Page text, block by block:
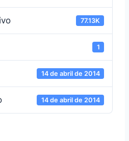
77.13K
1
14 de abril de 2014
14 de abril de 2014